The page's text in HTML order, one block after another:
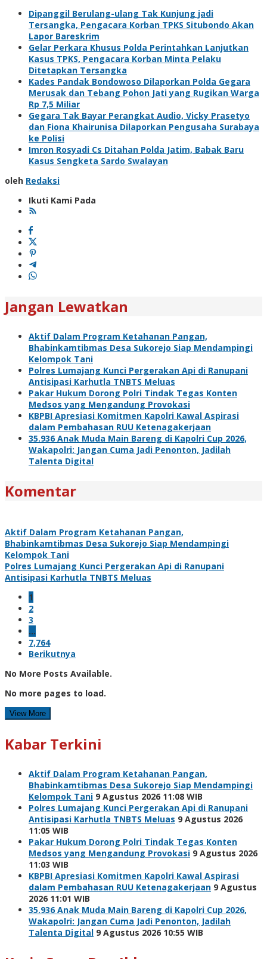
Dipanggil Berulang-ulang Tak Kunjung jadi
Tersangka, Pengacara Korban TPKS Situbondo Akan
Lapor Bareskrim
Gelar Perkara Khusus Polda Perintahkan Lanjutkan
Kasus TPKS, Pengacara Korban Minta Pelaku
Ditetapkan Tersangka
Kades Pandak Bondowoso Dilaporkan Polda Gegara
Merusak dan Tebang Pohon Jati yang Rugikan Warga
Rp 7,5 Miliar
Gegara Tak Bayar Perangkat Audio, Vicky Prasetyo
dan Fiona Khairunisa Dilaporkan Pengusaha Surabaya
ke Polisi
Imron Rosyadi Cs Ditahan Polda Jatim, Babak Baru
Kasus Sengketa Sardo Swalayan
oleh Redaksi
Ikuti Kami Pada
Jangan Lewatkan
Aktif Dalam Program Ketahanan Pangan,
Bhabinkamtibmas Desa Sukorejo Siap Mendampingi
Kelompok Tani
Polres Lumajang Kunci Pergerakan Api di Ranupani
Antisipasi Karhutla TNBTS Meluas
Pakar Hukum Dorong Polri Tindak Tegas Konten
Medsos yang Mengandung Provokasi
KBPBI Apresiasi Komitmen Kapolri Kawal Aspirasi
dalam Pembahasan RUU Ketenagakerjaan
35.936 Anak Muda Main Bareng di Kapolri Cup 2026,
Wakapolri: Jangan Cuma Jadi Penonton, Jadilah
Talenta Digital
Komentar
Aktif Dalam Program Ketahanan Pangan,
Bhabinkamtibmas Desa Sukorejo Siap Mendampingi
Kelompok Tani
Polres Lumajang Kunci Pergerakan Api di Ranupani
Antisipasi Karhutla TNBTS Meluas
1
2
3
…
7,764
Berikutnya
No More Posts Available.
No more pages to load.
View More
Kabar Terkini
Aktif Dalam Program Ketahanan Pangan,
Bhabinkamtibmas Desa Sukorejo Siap Mendampingi
Kelompok Tani 9 Agustus 2026 11:08 WIB
Polres Lumajang Kunci Pergerakan Api di Ranupani
Antisipasi Karhutla TNBTS Meluas 9 Agustus 2026
11:05 WIB
Pakar Hukum Dorong Polri Tindak Tegas Konten
Medsos yang Mengandung Provokasi 9 Agustus 2026
11:03 WIB
KBPBI Apresiasi Komitmen Kapolri Kawal Aspirasi
dalam Pembahasan RUU Ketenagakerjaan 9 Agustus
2026 11:01 WIB
35.936 Anak Muda Main Bareng di Kapolri Cup 2026,
Wakapolri: Jangan Cuma Jadi Penonton, Jadilah
Talenta Digital 9 Agustus 2026 10:55 WIB